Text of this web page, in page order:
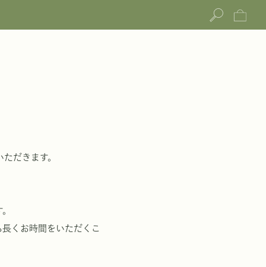
だきます。
くお時間をいただくこ